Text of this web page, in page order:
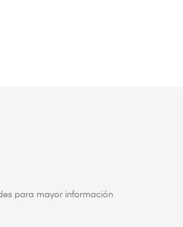
para mayor información